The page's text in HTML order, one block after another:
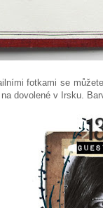
fotkami se
dovolené v Irsku.